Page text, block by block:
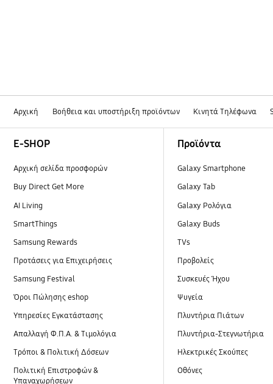
Αρχική Βοήθεια και υποστήριξη προϊόντων Κινητά Τηλέφωνα
E-SHOP
Αρχική σελίδα προσφορών
Buy Direct Get More
AI Living
SmartThings
Samsung Rewards
Προτάσεις για Επιχειρήσεις
Samsung Festival
Όροι Πώλησης eshop
Υπηρεσίες Εγκατάστασης
Απαλλαγή Φ.Π.Α. & Τιμολόγια
Τρόποι & Πολιτική Δόσεων
Πολιτική Επιστροφών &
Υπαναχωρήσεων
Προϊόντα
Galaxy Smartphone
Galaxy Tab
Galaxy Ρολόγια
Galaxy Buds
TVs
Προβολείς
Συσκευές Ήχου
Ψυγεία
Πλυντήρια Πιάτων
Πλυντήρια-Στεγνωτήρια
Ηλεκτρικές Σκούπες
Οθόνες